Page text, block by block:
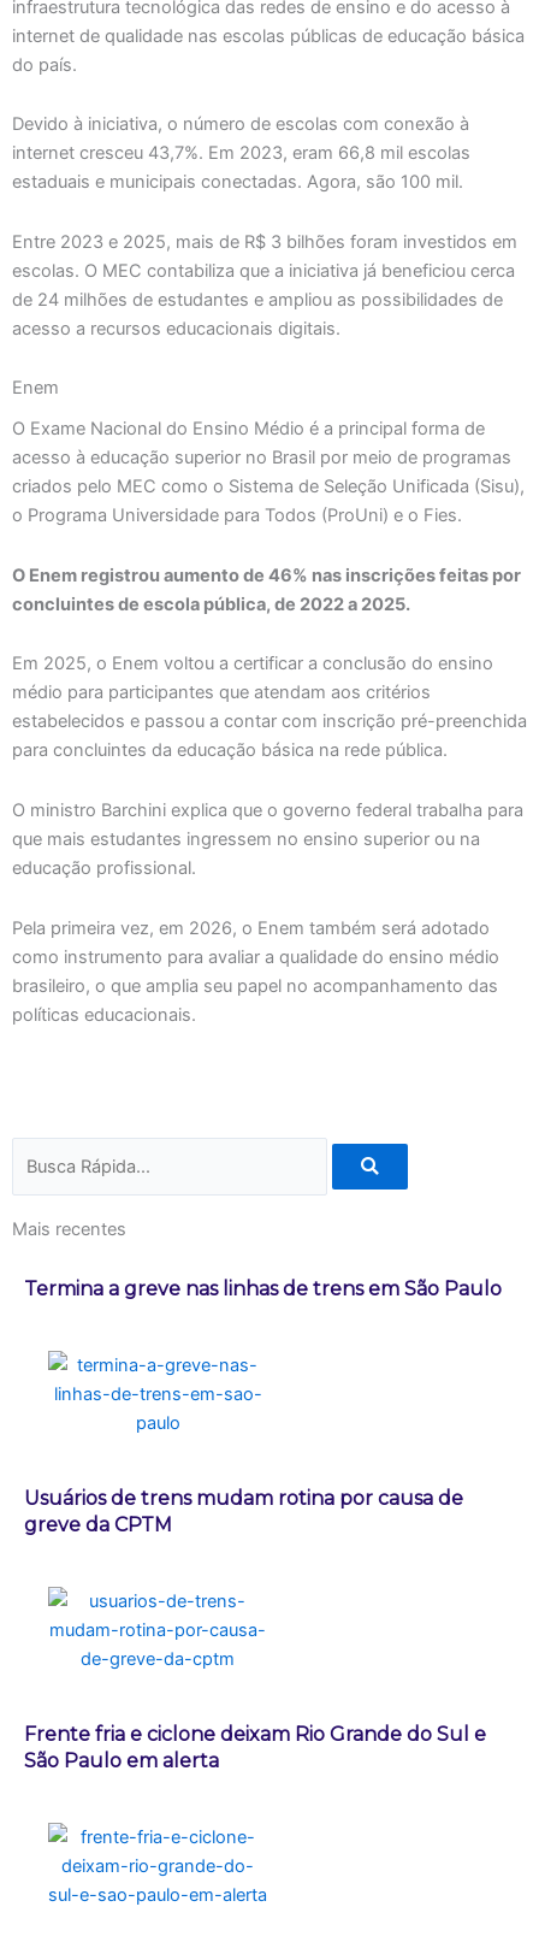
infraestrutura tecnológica das redes de ensino e do acesso à
internet de qualidade nas escolas públicas de educação básica
do país.
Devido à iniciativa, o número de escolas com conexão à
internet cresceu 43,7%. Em 2023, eram 66,8 mil escolas
estaduais e municipais conectadas. Agora, são 100 mil.
Entre 2023 e 2025, mais de R$ 3 bilhões foram investidos em
escolas. O MEC contabiliza que a iniciativa já beneficiou cerca
de 24 milhões de estudantes e ampliou as possibilidades de
acesso a recursos educacionais digitais.
Enem
O Exame Nacional do Ensino Médio é a principal forma de
acesso à educação superior no Brasil por meio de programas
criados pelo MEC como o Sistema de Seleção Unificada (Sisu),
o Programa Universidade para Todos (ProUni) e o Fies.
O Enem registrou aumento de 46% nas inscrições feitas por
concluintes de escola pública, de 2022 a 2025.
Em 2025, o Enem voltou a certificar a conclusão do ensino
médio para participantes que atendam aos critérios
estabelecidos e passou a contar com inscrição pré-preenchida
para concluintes da educação básica na rede pública.
O ministro Barchini explica que o governo federal trabalha para
que mais estudantes ingressem no ensino superior ou na
educação profissional.
Pela primeira vez, em 2026, o Enem também será adotado
como instrumento para avaliar a qualidade do ensino médio
brasileiro, o que amplia seu papel no acompanhamento das
políticas educacionais.
Mais recentes
Termina a greve nas linhas de trens em São Paulo
Usuários de trens mudam rotina por causa de
greve da CPTM
Frente fria e ciclone deixam Rio Grande do Sul e
São Paulo em alerta